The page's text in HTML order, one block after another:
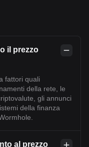
il prezzo
fattori quali
della rete, le
gli annunci
della finanza
al prezzo